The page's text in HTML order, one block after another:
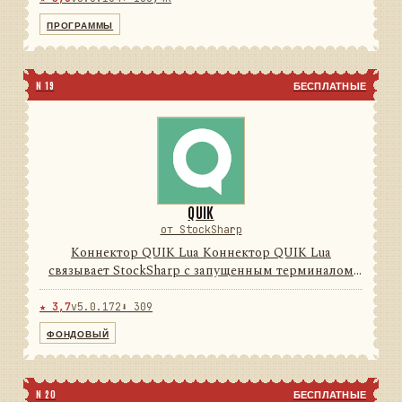
Программы Дизайнер, Те...
ПРОГРАММЫ
N 19 БЕСПЛАТНЫЕ
QUIK
от StockSharp
Коннектор QUIK Lua Коннектор QUIK Lua
связывает StockSharp с запущенным терминалом
QUIK через поставляемый Lua-модуль и локальные
FIX-сессии. Он преобразует обратные вызовы,
таблицы и транзакции терми...
★ 3,7v5.0.172 ⬇ 309
ФОНДОВЫЙ
N 20 БЕСПЛАТНЫЕ